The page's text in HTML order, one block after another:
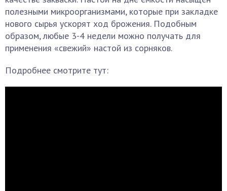
полезными микроорганизмами, которые при закладке
нового сырья ускорят ход брожения. Подобным
образом, любые 3-4 недели можно получать для
применения «свежий» настой из сорняков.
Подробнее смотрите тут: